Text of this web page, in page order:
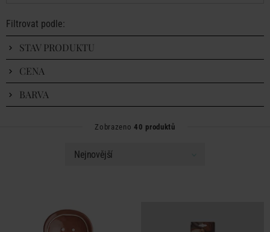
Filtrovat podle:
STAV PRODUKTU
CENA
BARVA
Zobrazeno40 produktů